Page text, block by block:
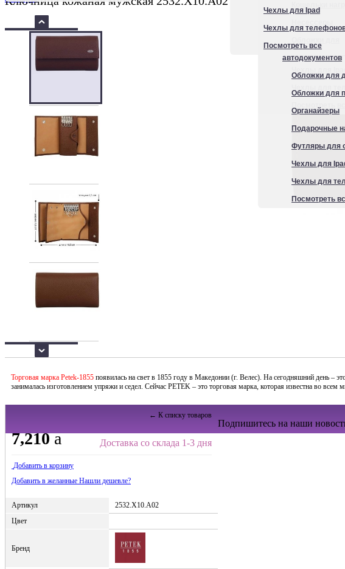
Посмотреть все
Кошельки
автодокументов
Обложки для
Обложки для
Органайзеры
Подарочные
Футляры для
Чехлы для
Чехлы для
Посмотреть
Чехлы для Ipad
Чехлы для
Посмотреть все
Торговая марка Petek-1855 появилась на свет в 1855 году в Македонии (г. Велес). На сегодняшний день –
занималась изготовлением упряжи и седел. Сейчас PETEK – это торговая марка, которая известна во всем
← К списку товаров
Доставка со склада 1-3 дня
7,210 a
Добавить в корзину
Добавить в желанные Нашли дешевле?
Артикул
2532.X10.A02
Цвет
Бренд
Подпишитесь на наши